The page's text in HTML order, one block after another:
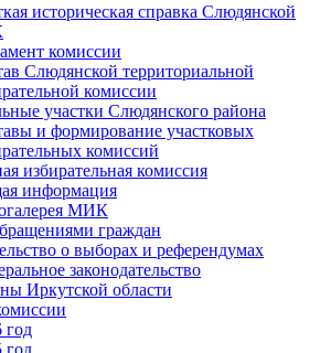
историческая справка Слюдянской
комиссии
Слюдянской территориальной
комиссии
участки Слюдянского района
и формирование участковых
комиссий
избирательная комиссия
информация
МИК
граждан
о выборах и референдумах
законодательство
Иркутской области
год
год